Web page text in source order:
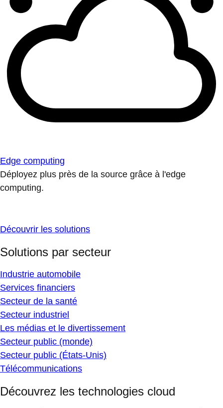
Edge computing
Déployez plus près de la source grâce à l'edge
computing.
Découvrir les solutions
Solutions par secteur
Industrie automobile
Services financiers
Secteur de la santé
Secteur industriel
Les médias et le divertissement
Secteur public (monde)
Secteur public (États-Unis)
Télécommunications
Découvrez les technologies cloud